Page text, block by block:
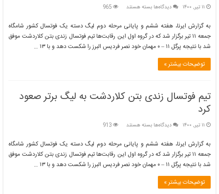
۱۱ تیر, ۱۴۰۰ دیدگاه‌هابرای
فوتسال
زندی
بتن
کلاردشت
بسته هستند 965
به گزارش ایرنا، هفته ششم و پایانی مرحله دوم لیگ دسته یک فوتسال کشور شامگاه
جمعه ۱۱ تیر برگزار شد که در گروه اول این رقابت‌ها تیم فوتسال زندی بتن کلاردشت موفق
شد با نتیجه پرگل ۱۱ – ۰ مهمان خود نصر فردیس البرز را شکست دهد و با ۱۳ …
توضیحات بیشتر »
تیم فوتسال زندی بتن کلاردشت به لیگ برتر صعود
کرد
۱۱ تیر, ۱۴۰۰ دیدگاه‌هابرای
فوتسال
زندی
بتن
کلاردشت
بسته هستند 913
به گزارش ایرنا، هفته ششم و پایانی مرحله دوم لیگ دسته یک فوتسال کشور شامگاه
جمعه ۱۱ تیر برگزار شد که در گروه اول این رقابت‌ها تیم فوتسال زندی بتن کلاردشت موفق
شد با نتیجه پرگل ۱۱ – ۰ مهمان خود نصر فردیس البرز را شکست دهد و با ۱۳ …
توضیحات بیشتر »